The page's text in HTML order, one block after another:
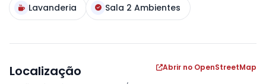
Lavanderia
Sala 2 Ambientes
Localização Abrir no OpenStreetMap